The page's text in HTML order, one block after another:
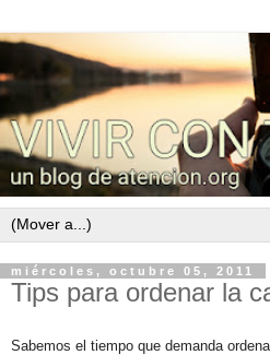
miércoles, octubre 05, 2011
Tips para ordenar la
Sabemos el tiempo que demanda